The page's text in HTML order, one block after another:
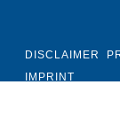
DISCLAIMER
IMPRINT